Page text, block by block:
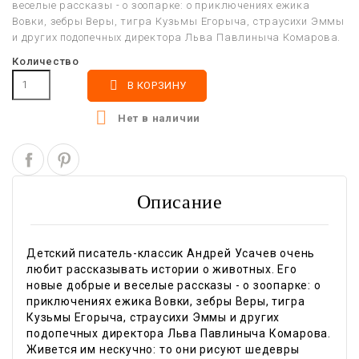
веселые рассказы - о зоопарке: о приключениях ежика
Вовки, зебры Веры, тигра Кузьмы Егорыча, страусихи Эммы
и других подопечных директора Льва Павлиныча Комарова.
Количество
 В КОРЗИНУ
 Нет в наличии
Описание
Детский писатель-классик Андрей Усачев очень
любит рассказывать истории о животных. Его
новые добрые и веселые рассказы - о зоопарке: о
приключениях ежика Вовки, зебры Веры, тигра
Кузьмы Егорыча, страусихи Эммы и других
подопечных директора Льва Павлиныча Комарова.
Живется им нескучно: то они рисуют шедевры